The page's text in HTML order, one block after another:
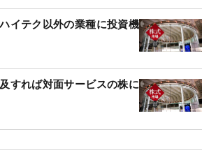
イテク以外の業種に投資機
すれば対面サービスの株に